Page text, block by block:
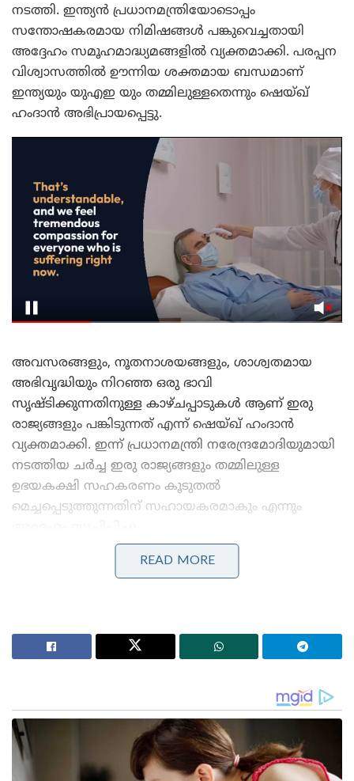
നടത്തി. ഇന്ത്യൻ പ്രധാനമന്ത്രിയോടൊപ്പം
സന്തോഷകരമായ നിമിഷങ്ങൾ പങ്കുവെച്ചതായി
അദ്ദേഹം സമൂഹമാദ്ധ്യമങ്ങളിൽ വ്യക്തമാക്കി. പരപ്പന
വിശ്വാസത്തിൽ ഊന്നിയ ശക്തമായ ബന്ധമാണ്
ഇന്ത്യയും യുഎഇ യും തമ്മിലുള്ളതെന്നും ഷെയ്ഖ്
ഹംദാൻ അഭിപ്രായപ്പെട്ടു.
അവസരങ്ങളും, നൂതനാശയങ്ങളും, ശാശ്വതമായ
അഭിവൃദ്ധിയും നിറഞ്ഞ ഒരു ഭാവി
സൃഷ്ടിക്കുന്നതിനുള്ള കാഴ്ചപ്പാടുകൾ ആണ് ഇരു
രാജ്യങ്ങളും പങ്കിടുന്നത് എന്ന് ഷെയ്ഖ് ഹംദാൻ
വ്യക്തമാക്കി. ഇന്ന് പ്രധാനമന്ത്രി നരേന്ദ്രമോദിയുമായി
നടത്തിയ ചർച്ച ഇരു രാജ്യങ്ങളും തമ്മിലുള്ള
ഉഭയകക്ഷി സഹകരണം കൂടുതൽ
മെച്ചപ്പെടുത്തുന്നതിന് സഹായകരമാകും എന്നും
Stories you may like
നിന്ന് കുത്തരുത്; ജയരാജനെതിരെ ആഞ്ഞടിച്ച്
അർജുൻ ആയങ്കി
തരത്തിലുള്ള ട്രാൻസാക്ഷൻ നിരക്കുകളും ഈടാക്കില്ല
; യു.പി.ഐ നിയമഭേദഗതിയിൽ വ്യക്തത വരുത്തി
കേന്ദ്രസർക്കാർ
ഇന്ത്യ-യുഎഇ സമഗ്ര തന്ത്രപരമായ പങ്കാളിത്തം
READ MORE